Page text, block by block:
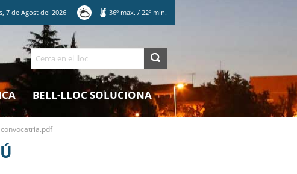
,7 deAgost del2026 36º max. / 22º min.
Cerca
BELL-LLOC SOLUCIONA